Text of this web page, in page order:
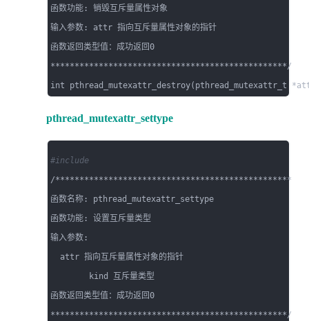
函数功能: 销毁互斥量属性对象
输入参数: attr 指向互斥量属性对象的指针
函数返回类型值：成功返回0
*************************************************/
pthread_mutexattr_settype
#include
/*************************************************
函数名称: pthread_mutexattr_settype
函数功能: 设置互斥量类型
输入参数:
attr 指向互斥量属性对象的指针
kind 互斥量类型
函数返回类型值：成功返回0
*************************************************/